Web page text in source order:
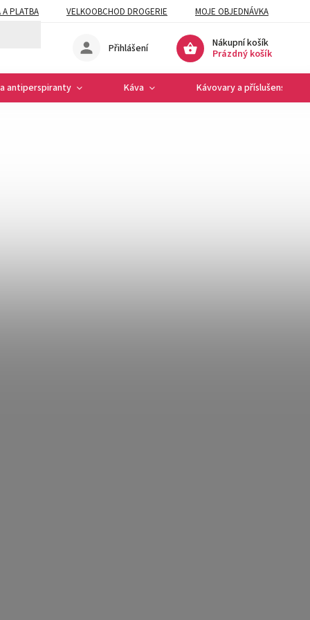
PLATBA VELKOOBCHOD DROGERIE MOJE OBJEDNÁVKA
Nákupní košík
Prázdný košík
Přihlášení
antiperspiranty Káva Kávovary a příslušenství